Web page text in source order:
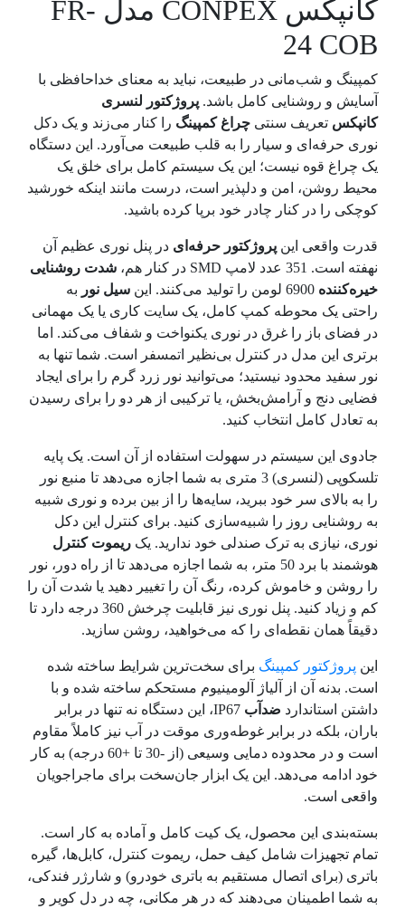
کانپکس CONPEX مدل FR-
24 COB
کمپینگ و شب‌مانی در طبیعت، نباید به معنای خداحافظی با
آسایش و روشنایی کامل باشد. پروژکتور لنسری
کانپکس تعریف سنتی چراغ کمپینگ را کنار می‌زند و یک دکل
نوری حرفه‌ای و سیار را به قلب طبیعت می‌آورد. این دستگاه
یک چراغ قوه نیست؛ این یک سیستم کامل برای خلق یک
محیط روشن، امن و دلپذیر است، درست مانند اینکه خورشید
کوچکی را در کنار چادر خود برپا کرده باشید.
قدرت واقعی این پروژکتور حرفه‌ای در پنل نوری عظیم آن
نهفته است. 351 عدد لامپ SMD در کنار هم،
شدت روشنایی
خیره‌کننده
سیل نور به
راحتی یک محوطه کمپ کامل، یک سایت کاری یا یک مهمانی
در فضای باز را غرق در نوری یکنواخت و شفاف می‌کند. اما
برتری این مدل در کنترل بی‌نظیر اتمسفر است. شما تنها به
نور سفید محدود نیستید؛ می‌توانید نور زرد گرم را برای ایجاد
فضایی دنج و آرامش‌بخش، یا ترکیبی از هر دو را برای رسیدن
به تعادل کامل انتخاب کنید.
جادوی این سیستم در سهولت استفاده از آن است. یک پایه
تلسکوپی (لنسری) 3 متری به شما اجازه می‌دهد تا منبع نور
را به بالای سر خود ببرید، سایه‌ها را از بین برده و نوری شبیه
به روشنایی روز را شبیه‌سازی کنید. برای کنترل این دکل
نوری، نیازی به ترک صندلی خود ندارید. یک ریموت کنترل
هوشمند با برد 50 متر، به شما اجازه می‌دهد تا از راه دور، نور
را روشن و خاموش کرده، رنگ آن را تغییر دهید یا شدت آن را
کم و زیاد کنید. پنل نوری نیز قابلیت چرخش 360 درجه دارد تا
دقیقاً همان نقطه‌ای را که می‌خواهید، روشن سازید.
این پروژکتور کمپینگ برای سخت‌ترین شرایط ساخته شده
است. بدنه آن از آلیاژ آلومینیوم مستحکم ساخته شده و با
داشتن استاندارد ضدآب
IP67، این دستگاه نه تنها در برابر
باران، بلکه در برابر غوطه‌وری موقت در آب نیز کاملاً مقاوم
است و در محدوده دمایی وسیعی (از -30 تا +60 درجه) به کار
خود ادامه می‌دهد. این یک ابزار جان‌سخت برای ماجراجویان
واقعی است.
بسته‌بندی این محصول، یک کیت کامل و آماده به کار است.
تمام تجهیزات شامل کیف حمل، ریموت کنترل، کابل‌ها، گیره
باتری (برای اتصال مستقیم به باتری خودرو) و شارژر فندکی،
به شما اطمینان می‌دهند که در هر مکانی، چه در دل کویر و